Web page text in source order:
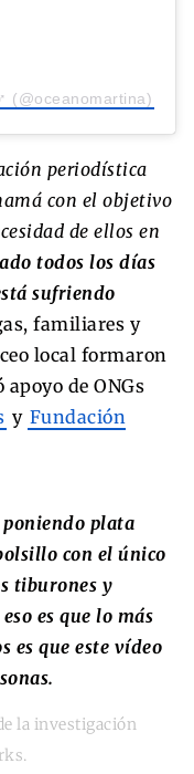
(@oceanomartina)
periodística
con el objetivo
de ellos en
todos los días
sufriendo
familiares y
local formaron
de ONGs
y Fundación
poniendo plata
con el único
tiburones y
es que lo más
es que este vídeo
la investigación